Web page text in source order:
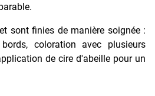
sont finies de manière soignée :
coloration avec plusieurs
de cire d'abeille pour un